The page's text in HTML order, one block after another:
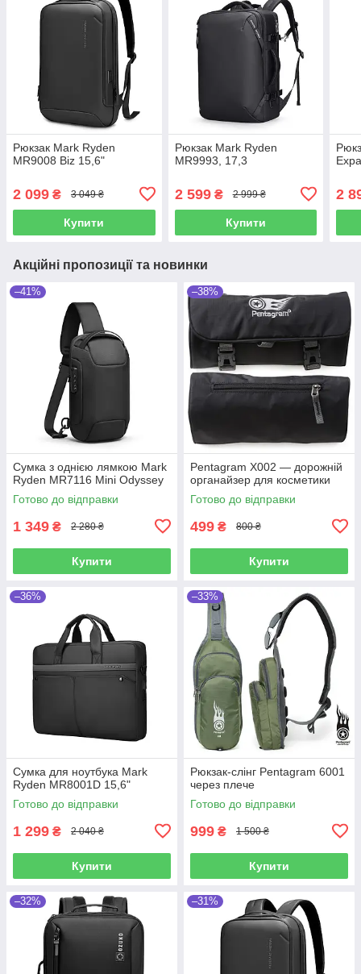
Рюкзак Mark Ryden
MR9008 Biz 15,6"
2 099 ₴ 3 049 ₴
Купити
Рюкзак Mark Ryden
MR9993, 17,3
2 599₴ 2 999 ₴
Купити
2
Акційні пропозиції та новинки
–41%
Сумка з однією лямкою Mark
Ryden MR7116 Mini Odyssey
Готово до відправки
1 349 ₴ 2 280 ₴
Купити
–38%
Pentagram X002 — дорожній
органайзер для косметики
Готово до відправки
499 ₴ 800 ₴
Купити
–36%
Сумка для ноутбука Mark
Ryden MR8001D 15,6"
Готово до відправки
1 299 ₴ 2 040 ₴
Купити
–33%
Рюкзак-слінг Pentagram 6001
через плече
Готово до відправки
999 ₴ 1 500 ₴
Купити
–32% –31%